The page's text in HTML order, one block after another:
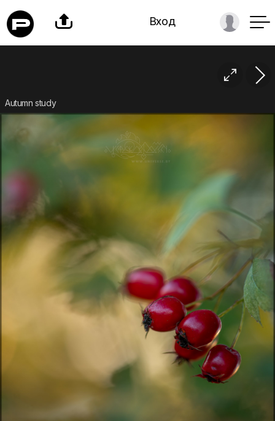
 Вход

Autumn study